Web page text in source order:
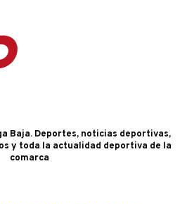
Baja. Deportes, noticias deportivas,
y toda la actualidad deportiva de la
comarca